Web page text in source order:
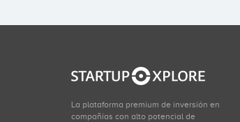
La plataforma premium de inversión en
compañías con alto potencial de